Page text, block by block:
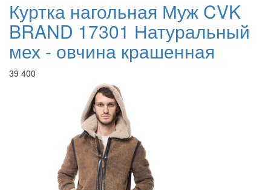
Куртка нагольная Муж CVK
BRAND 17301 Натуральный
мех - овчина крашенная
39 400